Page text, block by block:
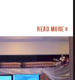
Read more »